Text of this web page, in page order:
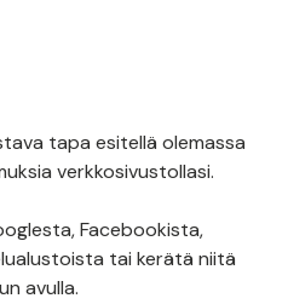
tapa esitellä olemassa
verkkosivustollasi.
Facebookista,
tai kerätä niitä
avulla.